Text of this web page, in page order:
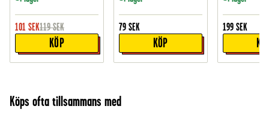
101 SEK119 SEK
KÖP
79 SEK
KÖP
199 SEK
Köps ofta tillsammans med